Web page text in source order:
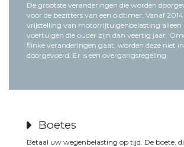
De grootste veranderingen die worden
voor de bezitters van een oldtimer. Vanaf
vrijstelling van motorrijtuigenbelasting alleen
voertuigen die ouder zijn dan veertig jaar.
flinke veranderingen gaat, worden deze niet in
doorgevoerd. Er is een overgangsregeling.
Boetes
Betaal uw wegenbelasting op tijd. De boete,